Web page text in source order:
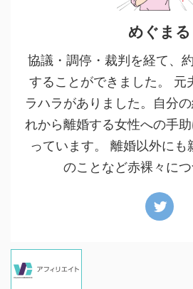
めぐまる
協議・調停・裁判を経て、
することができました。 元
ラハラがありました。自分
れから離婚する女性への手
っています。 離婚以外にも
のことなど赤裸々につ